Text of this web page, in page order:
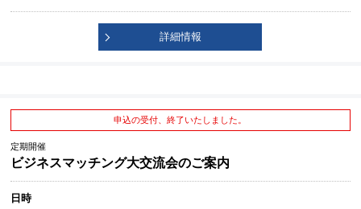
詳細情報
申込の受付、終了いたしました。
定期開催
ビジネスマッチング大交流会のご案内
日時